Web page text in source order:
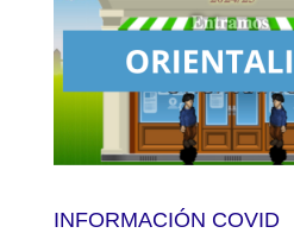
INFORMACIÓN COVID